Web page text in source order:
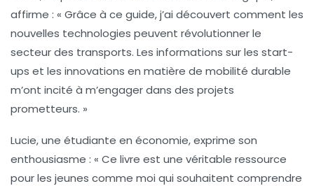
affirme : « Grâce à ce guide, j’ai découvert comment les
nouvelles technologies peuvent révolutionner le
secteur des transports. Les informations sur les start-
ups et les innovations en matière de mobilité durable
m’ont incité à m’engager dans des projets
prometteurs. »
Lucie, une étudiante en économie, exprime son
enthousiasme : « Ce livre est une véritable ressource
pour les jeunes comme moi qui souhaitent comprendre